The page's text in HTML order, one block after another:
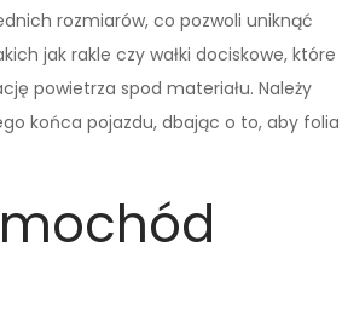
rozmiarów, co pozwoli uniknąć
jak rakle czy wałki dociskowe, które
powietrza spod materiału. Należy
końca pojazdu, dbając o to, aby folia